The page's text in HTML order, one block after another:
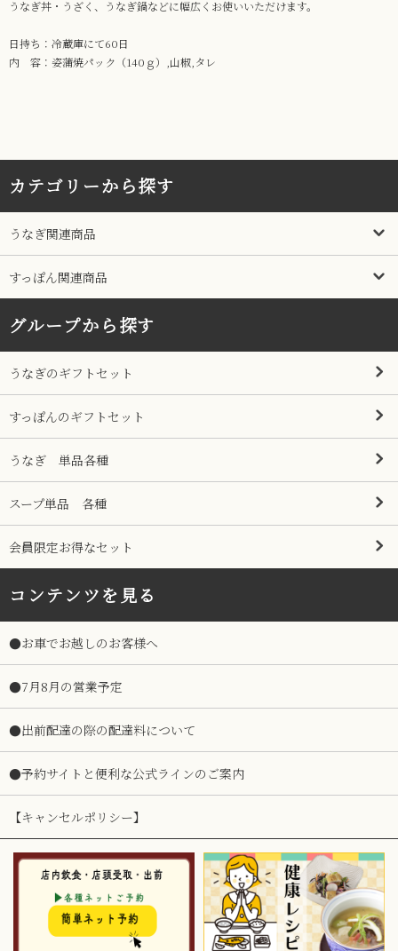
うなぎ丼・うざく、うなぎ鍋などに幅広くお使いいただけます。
日持ち：冷蔵庫にて60日
内 容：姿蒲焼パック（140ｇ）,山椒,タレ
カテゴリーから探す
うなぎ関連商品
すっぽん関連商品
グループから探す
うなぎのギフトセット
すっぽんのギフトセット
うなぎ 単品各種
スープ単品 各種
会員限定お得なセット
コンテンツを見る
●お車でお越しのお客様へ
●7月8月の営業予定
●出前配達の際の配達料について
●予約サイトと便利な公式ラインのご案内
【キャンセルポリシー】